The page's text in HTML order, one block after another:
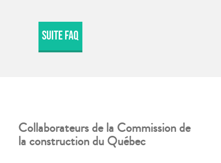
Suite FAQ
Collaborateurs de la Commission de
la construction du Québec